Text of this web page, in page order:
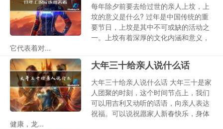
每年除夕前要去给过世的亲人上坟，上
坟的意义是什么? 过年是中国传统的重
要节日，上坟是其中不可或缺的活动之
一。上坟有着深厚的文化内涵和意义，
它代表着对...
大年三十给亲人说什么话
大年三十给亲人说什么话 大年三十是家
人团聚的时刻，这个时间节点上，我们
可以用吉利又动听的话语，向亲人表达
祝福。可以说祝愿家人新春快乐，身体
健康，龙...